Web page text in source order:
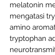
melatonin
mengatasi
amino
tryptophan